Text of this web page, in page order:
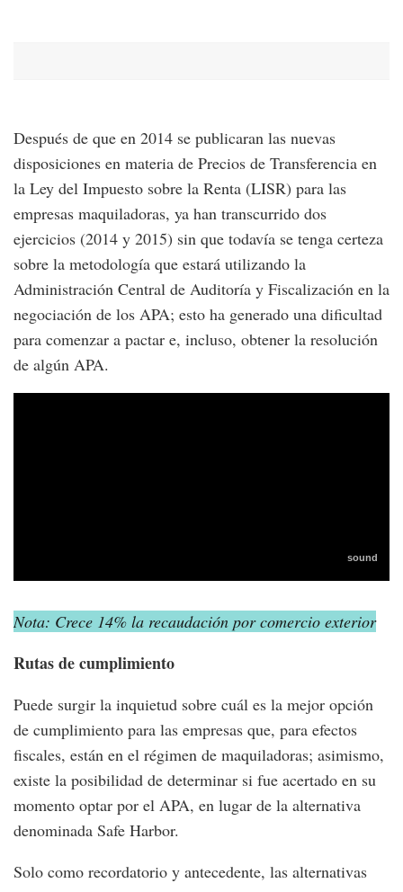
Después de que en 2014 se publicaran las nuevas
disposiciones en materia de Precios de Transferencia en
la Ley del Impuesto sobre la Renta (LISR) para las
empresas maquiladoras, ya han transcurrido dos
ejercicios (2014 y 2015) sin que todavía se tenga certeza
sobre la metodología que estará utilizando la
Administración Central de Auditoría y Fiscalización en la
negociación de los APA; esto ha generado una dificultad
para comenzar a pactar e, incluso, obtener la resolución
de algún APA.
Nota: Crece 14% la recaudación por comercio exterior
Rutas de cumplimiento
Puede surgir la inquietud sobre cuál es la mejor opción
de cumplimiento para las empresas que, para efectos
fiscales, están en el régimen de maquiladoras; asimismo,
existe la posibilidad de determinar si fue acertado en su
momento optar por el APA, en lugar de la alternativa
denominada Safe Harbor.
Solo como recordatorio y antecedente, las alternativas